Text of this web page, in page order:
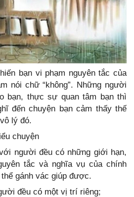
bạn vi phạm nguyên tắc của
nói chữ “không”. Những người
bạn, thực sự quan tâm bạn thì
đến chuyện bạn cảm thấy thế
lý đó.
chuyện
người đều có những giới hạn,
tắc và nghĩa vụ của chính
gánh vác giúp được.
đều có một vị trí riêng;